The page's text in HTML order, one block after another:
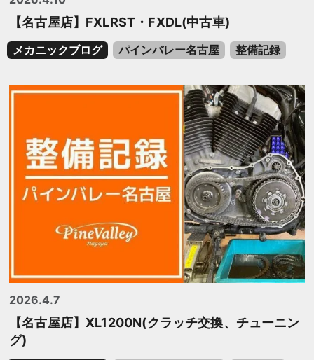
【名古屋店】FXLRST・FXDL(中古車)
メカニックブログ パインバレー名古屋 整備記録
2026.4.7
【名古屋店】XL1200N(クラッチ交換、チューニン
グ)